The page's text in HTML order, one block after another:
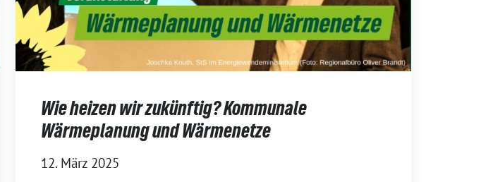
Wie heizen wir zukünftig? Kommunale
Wärmeplanung und Wärmenetze
12. März 2025